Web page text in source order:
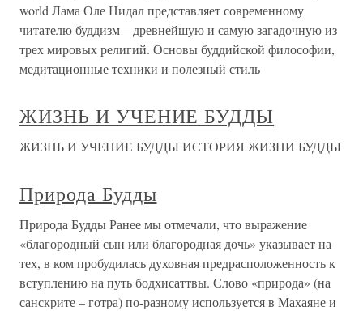
world Лама Оле Нидал представляет современному
читателю буддизм – древнейшую и самую загадочную из
трех мировых религий. Основы буддийской философии,
медитационные техники и полезный стиль
ЖИЗНЬ И УЧЕНИЕ БУДДЫ
ЖИЗНЬ И УЧЕНИЕ БУДДЫ ИСТОРИЯ ЖИЗНИ БУДДЫ
Природа Будды
Природа Будды Ранее мы отмечали, что выражение
«благородный сын или благородная дочь» указывает на
тех, в ком пробудилась духовная предрасположенность к
вступлению на путь бодхисаттвы. Слово «природа» (на
санскрите – готра) по-разному используется в Махаяне и